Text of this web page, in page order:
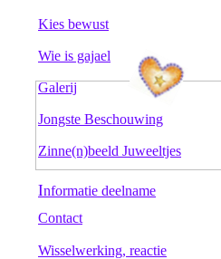
Kies bewust
Wie is gajael
Wisselwerking, reactie
Galerij
Jongste Beschouwing
Zinne(n)beeld Juweeltjes
Contact
Informatie deelname